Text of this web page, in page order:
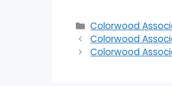
Catégories
Colorwood
Colorwood
Colorwood